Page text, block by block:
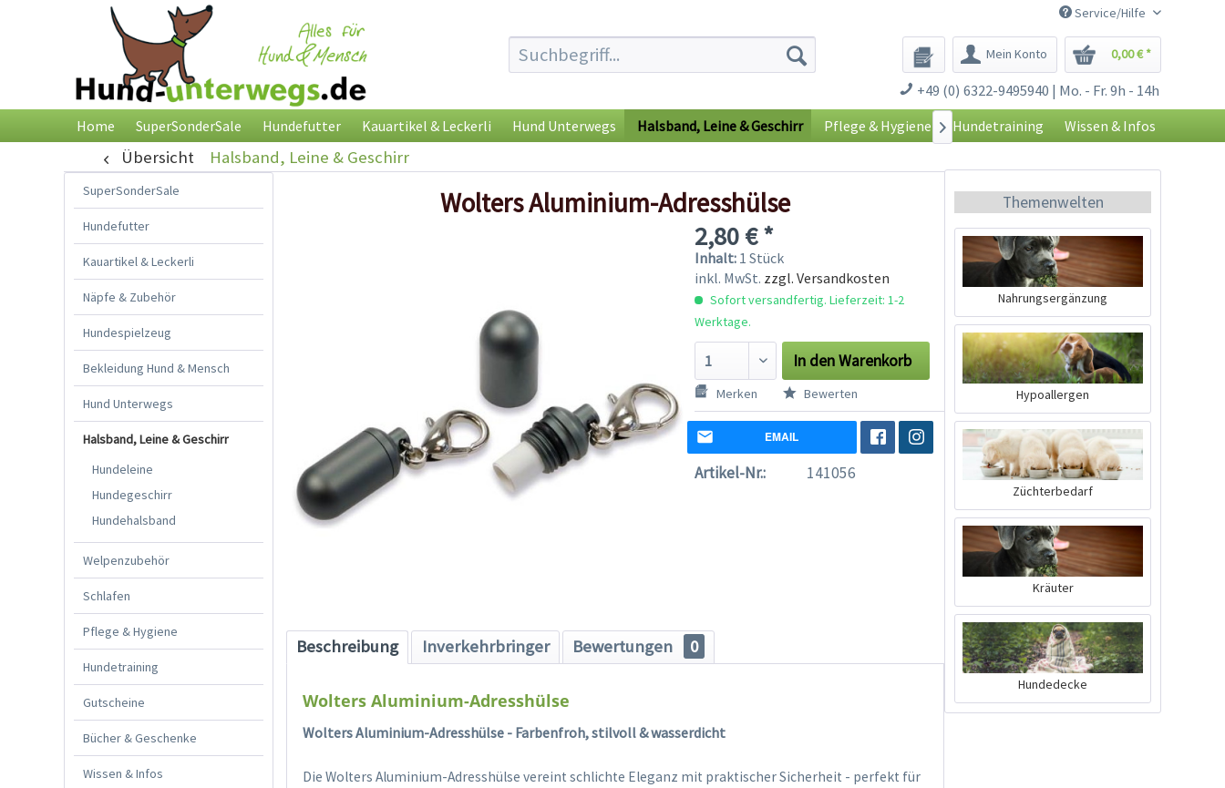
Service/Hilfe
Mein Konto 0,00 € *
+49 (0) 6322-9495940 | Mo. - Fr. 9h - 14h
Home SuperSonderSale Hundefutter Kauartikel & Leckerli Hund Unterwegs Halsband, Leine & Geschirr Pflege & Hygiene Hundetraining Wissen & Infos

Übersicht Halsband, Leine & Geschirr
SuperSonderSale
Hundefutter
Kauartikel & Leckerli
Näpfe & Zubehör
Hundespielzeug
Bekleidung Hund & Mensch
Hund Unterwegs
Halsband, Leine & Geschirr
Hundeleine
Hundegeschirr
Hundehalsband
Welpenzubehör
Schlafen
Pflege & Hygiene
Hundetraining
Gutscheine
Bücher & Geschenke
Wissen & Infos
Wolters Aluminium-Adresshülse
2,80 € *
Inhalt: 1 Stück
inkl. MwSt. zzgl. Versandkosten
Sofort versandfertig. Lieferzeit: 1-2
Werktage.
In den Warenkorb
Merken Bewerten
EMAIL
Artikel-Nr.: 141056
Beschreibung Inverkehrbringer Bewertungen 0
Wolters Aluminium-Adresshülse
Wolters Aluminium-Adresshülse - Farbenfroh, stilvoll & wasserdicht
Die Wolters Aluminium-Adresshülse vereint schlichte Eleganz mit praktischer Sicherheit - perfekt für
Themenwelten
Nahrungsergänzung
Hypoallergen
Züchterbedarf
Kräuter
Hundedecke